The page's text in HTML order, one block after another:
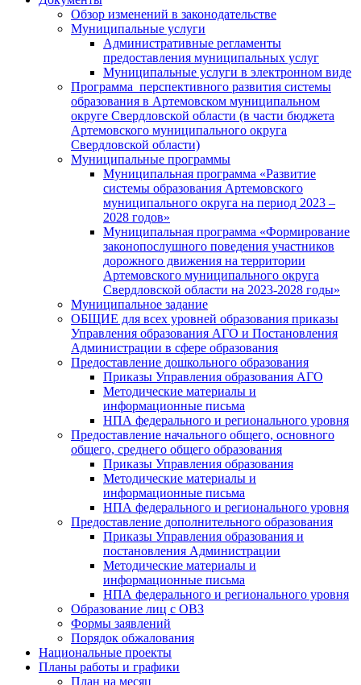
Обзор изменений в законодательстве
Муниципальные услуги
Административные регламенты
предоставления муниципальных услуг
Муниципальные услуги в электронном виде
Программа перспективного развития системы
образования в Артемовском муниципальном
округе Свердловской области (в части бюджета
Артемовского муниципального округа
Свердловской области)
Муниципальные программы
Муниципальная программа «Развитие
системы образования Артемовского
муниципального округа на период 2023 –
2028 годов»
Муниципальная программа «Формирование
законопослушного поведения участников
дорожного движения на территории
Артемовского муниципального округа
Свердловской области на 2023-2028 годы»
Муниципальное задание
ОБЩИЕ для всех уровней образования приказы
Управления образования АГО и Постановления
Администрации в сфере образования
Предоставление дошкольного образования
Приказы Управления образования АГО
Методические материалы и
информационные письма
НПА федерального и регионального уровня
Предоставление начального общего, основного
общего, среднего общего образования
Приказы Управления образования
Методические материалы и
информационные письма
НПА федерального и регионального уровня
Предоставление дополнительного образования
Приказы Управления образования и
постановления Администрации
Методические материалы и
информационные письма
НПА федерального и регионального уровня
Образование лиц с ОВЗ
Формы заявлений
Порядок обжалования
Национальные проекты
Планы работы и графики
План на месяц